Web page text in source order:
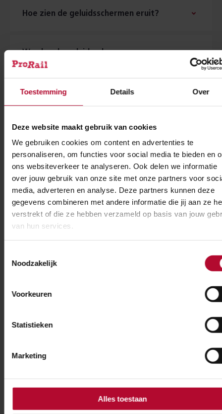
Toestemming Details Over
Deze website maakt gebruik van cookies
We gebruiken cookies om content en advertenties te
personaliseren, om functies voor social media te bieden en
ons websiteverkeer te analyseren. Ook delen we informatie
over jouw gebruik van onze site met onze partners voor
media, adverteren en analyse. Deze partners kunnen deze
gegevens combineren met andere informatie die jij aan ze
verstrekt of die ze hebben verzameld op basis van jouw
van hun services.
Noodzakelijk
Voorkeuren
Statistieken
Marketing
Alles toestaan
Hoe zien de geluidsschermen eruit?
Worden de geluidsschermen
onderhouden en schoongemaakt?
Wat is er bekend over de
Wat betekent een
gevelisolatieonderzoek voor mij?
Wanneer wordt gevelisolatie
uitgevoerd?
Hoe kan ik bezwaar maken?
Houden jullie binnen het MJPG ook